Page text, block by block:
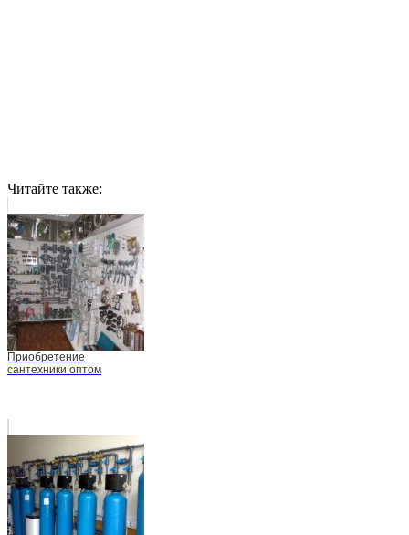
Читайте также:
Приобретение
сантехники оптом